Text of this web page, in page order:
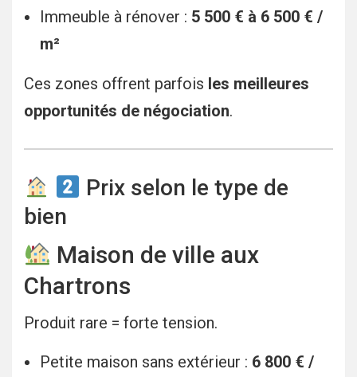
Immeuble à rénover : 5 500 € à 6 500 € /
m²
Ces zones offrent parfois les meilleures
opportunités de négociation.
Prix selon le type de
bien
Maison de ville aux
Chartrons
Produit rare = forte tension.
Petite maison sans extérieur : 6 800 € /